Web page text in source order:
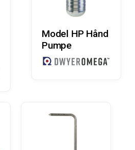
Læs Mere
Model HP Hånd
Pumpe